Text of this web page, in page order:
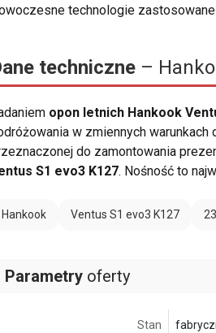
technologie
techniczne –
opon letnich Hankook
w zmiennych
do zamontowania
S1 evo3 K127. Nośność to
Hankook Ventus S1 evo3 K127
Parametry oferty
Stan